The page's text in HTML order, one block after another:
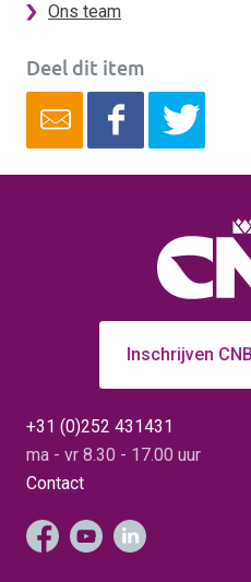
Ons team
Deel dit item
Inschrijven
+31 (0)252 431431
ma - vr 8.30 - 17.00 uur
Contact